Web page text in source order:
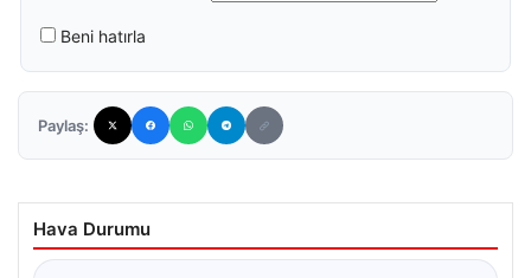
Beni hatırla
Paylaş:
Hava Durumu